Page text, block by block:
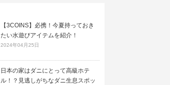
【3COINS】必携！今夏持っておき
たい水遊びアイテムを紹介！
2024年04月25日
日本の家はダニにとって高級ホテ
ル！？見逃しがちなダニ生息スポッ